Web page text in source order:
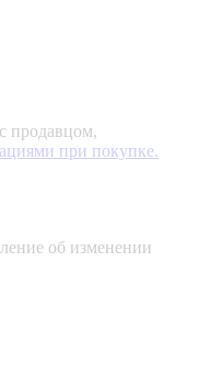
продавцом,
при покупке.
об изменении